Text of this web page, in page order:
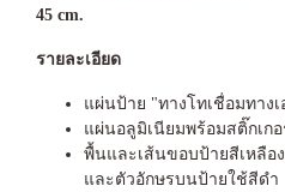
45 cm.
รายละเอียด
แผ่นป้าย "ทางโทเชื่อมทาง
แผ่นอลูมิเนียมพร้อมสติ๊กเกอ
พื้นและเส้นขอบป้ายสีเหลื
และตัวอักษรบนป้ายใช้สีดำ